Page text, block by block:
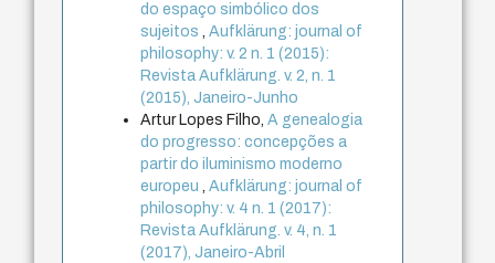
do espaço simbólico dos
sujeitos,Aufklärung: journal of
philosophy: v. 2 n. 1 (2015):
Revista Aufklärung. v. 2, n. 1
(2015), Janeiro-Junho
Artur Lopes Filho,A genealogia
do progresso: concepções a
partir do iluminismo moderno
europeu,Aufklärung: journal of
philosophy: v. 4 n. 1 (2017):
Revista Aufklärung. v. 4, n. 1
(2017), Janeiro-Abril